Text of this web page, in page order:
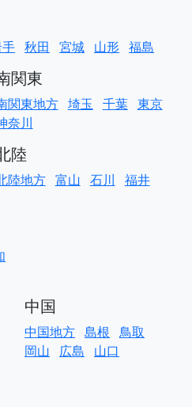
秋田 宮城 山形 福島
関東
関東地方 埼玉 千葉 東京
奈川
陸
陸地方 富山 石川 福井
中国
中国地方 島根 鳥取
岡山
広島 山口